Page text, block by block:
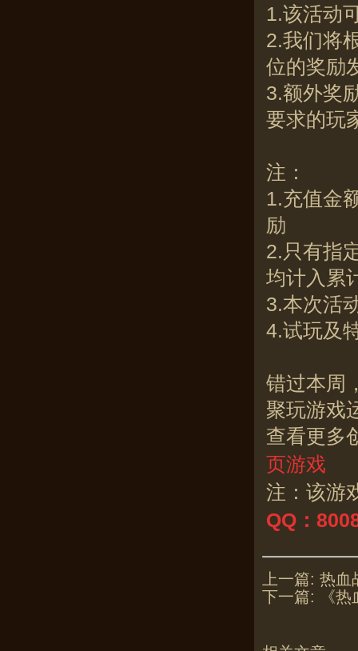
1.该活动
2.我们将
位的奖励
3.额外奖
要求的玩
注：
1.充值金
励
2.只有指
均计入累
3.本次活
4.试玩及
错过本周
聚玩游戏
查看更多
页游戏
注：该游
QQ：
上一篇: 热血
下一篇:
《